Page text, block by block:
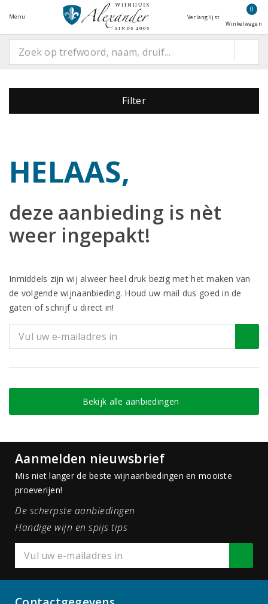
Menu Verlanglijst
0
Winkelwagen
Filter
HELAAS,
deze aanbieding is nèt
weer ingepakt!
Inmiddels zijn wij alweer heel druk bezig met het maken van
de volgende wijnaanbieding. Houd uw mail dus goed in de
gaten of schrijf u direct in!
Bekijk alle aanbiedingen
Aanmelden nieuwsbrief
Mis niet langer de beste wijnaanbiedingen en mooiste
proeverijen!
De scherpste aanbiedingen
Handige wijn en spijs tips